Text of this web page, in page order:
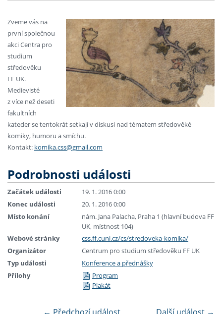
Zveme vás na
první společnou
akci Centra pro
studium
středověku
FF UK.
Medievisté
z více než deseti
fakultních
kateder se tentokrát setkají v diskusi nad tématem středověké
komiky, humoru a smíchu.
Kontakt: komika.css@gmail.com
Podrobnosti události
Začátek události
19. 1. 2016 0:00
Konec události
20. 1. 2016 0:00
Místo konání
nám. Jana Palacha, Praha 1 (hlavní budova FF
UK, místnost 104)
Webové stránky
css.ff.cuni.cz/cs/stredoveka-komika/
Organizátor
Centrum pro studium středověku FF UK
Typ události
Konference a přednášky
Přílohy
Program
Plakát